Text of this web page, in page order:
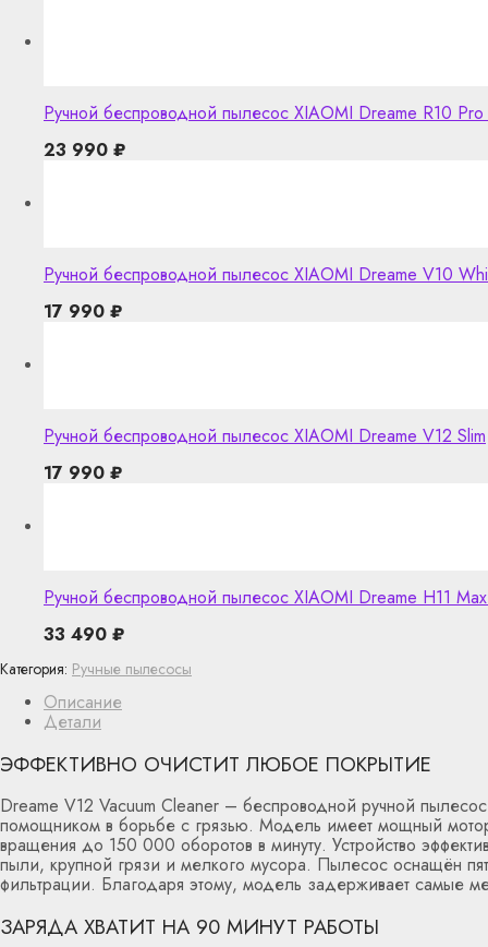
Описание
Детали
ЭФФЕКТИВНО ОЧИСТИТ ЛЮБОЕ ПОКРЫТИЕ
Dreame V12 Vacuum Cleaner – беспроводной ручной
помощником в борьбе с грязью. Модель имеет мощный
вращения до 150 000 оборотов в минуту. Устройство
пыли, крупной грязи и мелкого мусора. Пылесос оснащён
фильтрации. Благодаря этому, модель задерживает самые
ЗАРЯДА ХВАТИТ НА 90 МИНУТ РАБОТЫ
Категория: Ручные пылесосы
Ручной беспроводной пылесос XIAOMI Dreame R10 Pro
23 990 ₽
Ручной беспроводной пылесос XIAOMI Dreame V10
17 990 ₽
Ручной беспроводной пылесос XIAOMI Dreame V12 Slim
17 990 ₽
Ручной беспроводной пылесос XIAOMI Dreame H11
33 490 ₽